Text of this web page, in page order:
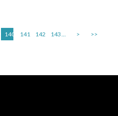
140 141 142 143... > >>